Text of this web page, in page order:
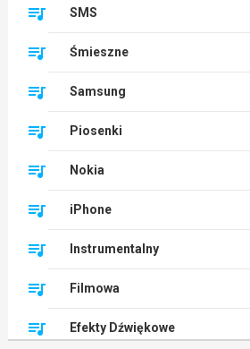
SMS
Śmieszne
Samsung
Piosenki
Nokia
iPhone
Instrumentalny
Filmowa
Efekty Dźwiękowe